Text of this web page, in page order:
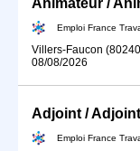
Emploi France
Villers-Faucon
08/08/2026
Emploi France